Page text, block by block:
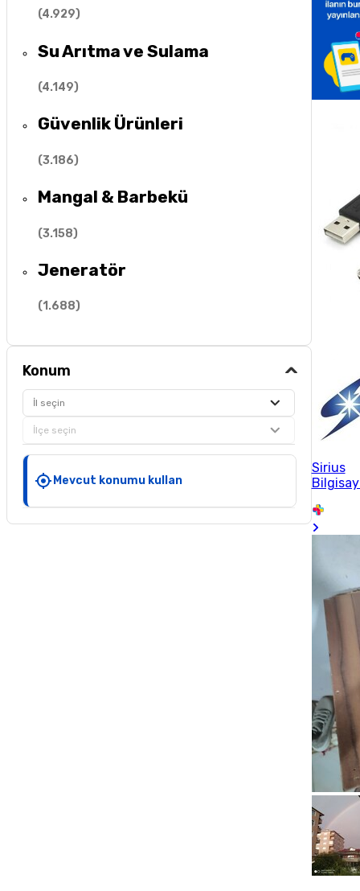
(4.929)
Su Arıtma ve Sulama
(4.149)
Güvenlik Ürünleri
(3.186)
Mangal & Barbekü
(3.158)
Jeneratör
(1.688)
Konum
İl seçin
İlçe seçin
Mevcut konumu kullan
Sirius